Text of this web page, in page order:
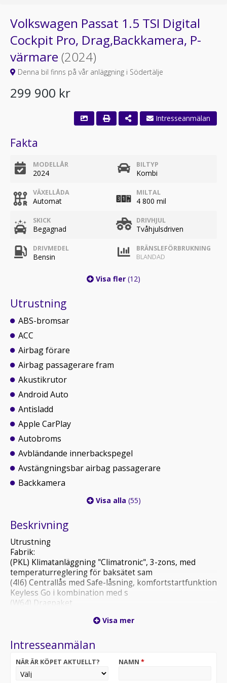
Volkswagen Passat 1.5 TSI Digital
Cockpit Pro, Drag,Backkamera, P-
värmare (2024)
Denna bil finns på vår anläggning i Södertälje
299 900 kr
Intresseanmälan
Fakta
MODELLÅR
2024
BILTYP
Kombi
VÄXELLÅDA
Automat
MILTAL
4 800 mil
SKICK
Begagnad
DRIVHJUL
Tvåhjulsdriven
DRIVMEDEL
Bensin
BRÄNSLEFÖRBRUKNING
BLANDAD
Visa fler (12)
Utrustning
ABS-bromsar
ACC
Airbag förare
Airbag passagerare fram
Akustikrutor
Android Auto
Antisladd
Apple CarPlay
Autobroms
Avbländande innerbackspegel
Avstängningsbar airbag passagerare
Backkamera
Visa alla (55)
Beskrivning
Utrustning
Fabrik:
(PKL) Klimatanläggning "Climatronic", 3-zons, med
temperaturreglering för baksätet sam
(4I6) Centrallås med Safe-låsning, komfortstartfunktion
Keyless Go i kombination med s
(W64) Dragpaket
(KA2) Backkamera, Rear Assist
uppvärmbara spolarmunstycken
(W15) NCAP paket (Fotgängarskydd, Lane Assist,
knäkrockkudde förare, adaptiv farthålla
Visa mer
Intresseanmälan
NÄR ÄR KÖPET AKTUELLT? NAMN *